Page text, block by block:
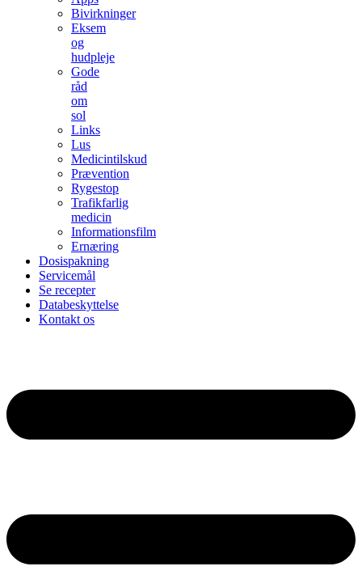
Bivirkninger
Eksem
og
hudpleje
Gode
råd
om
sol
Links
Lus
Medicintilskud
Prævention
Rygestop
Trafikfarlig
medicin
Informationsfilm
Ernæring
Dosispakning
Servicemål
Se recepter
Databeskyttelse
Kontakt os